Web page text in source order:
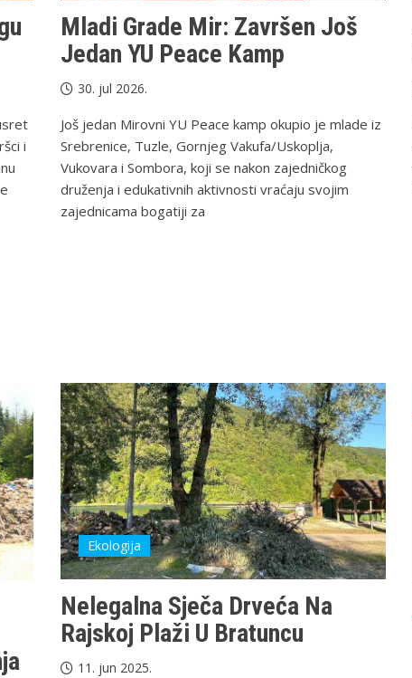
i
Mladi Grade Mir: Završеn Još
Jedan YU Peace Kamp
30. jul 2026.
Još jedan Mirovni YU Peace kamp okupio je mlade iz
Srebrenice, Tuzle, Gornjeg Vakufa/Uskoplja,
Vukovara i Sombora, koji se nakon zajedničkog
druženja i edukativnih aktivnosti vraćaju svojim
zajednicama bogatiji za
Ekologija
Nelegalna Sječa Drveća Na
Rajskoj Plaži U Bratuncu
11. jun 2025.